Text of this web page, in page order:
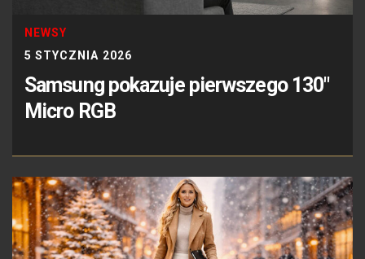
NEWSY
5 STYCZNIA 2026
Samsung pokazuje pierwszego 130″
Micro RGB